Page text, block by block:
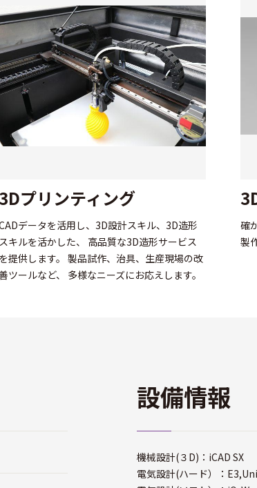
3Dプリンティング
データを活用し、3D設計スキル、3D造形
スキルを活かした、 高品質な3D造形サービス
を提供します。 製品試作、治具、生産現場の改
ツールなど、 多様なニーズにお応えします。
確
製
設備情報
機械設計(３D)：iCAD SX
電気設計(ハード）：